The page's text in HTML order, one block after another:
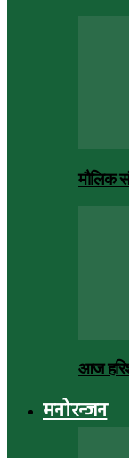
मौलिक
आज
मनोरन्जन